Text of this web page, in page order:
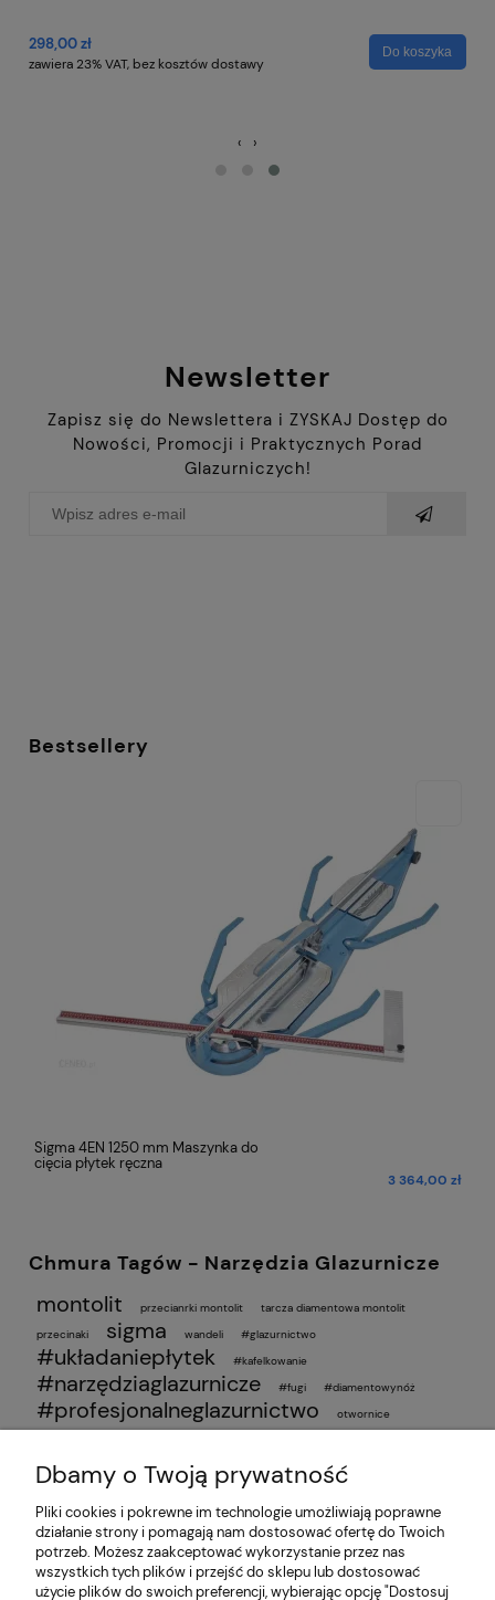
‹ ›
Newsletter
Zapisz się do Newslettera i ZYSKAJ Dostęp do
Nowości, Promocji i Praktycznych Porad
Glazurniczych!
Bestsellery
Sigma 4EN 1250 mm Maszynka do
cięcia płytek ręczna
3 364,00 zł
Chmura Tagów - Narzędzia Glazurnicze
montolit przecianrki montolit
tarcza diamentowa montolit
przecinaki
sigma wandeli #glazurnictwo
#układaniepłytek #kafelkowanie
#narzędziaglazurnicze #fugi #diamentowynóż
#profesjonalneglazurnictwo
otwornice
ranking przyssawek 2025
najlepsze przyssawki
O nas
Dbamy o Twoją prywatność
Pliki cookies i pokrewne im technologie umożliwiają poprawne
działanie strony i pomagają nam dostosować ofertę do Twoich
potrzeb. Możesz zaakceptować wykorzystanie przez nas
wszystkich tych plików i przejść do sklepu lub dostosować
użycie plików do swoich preferencji, wybierając opcję "Dostosuj